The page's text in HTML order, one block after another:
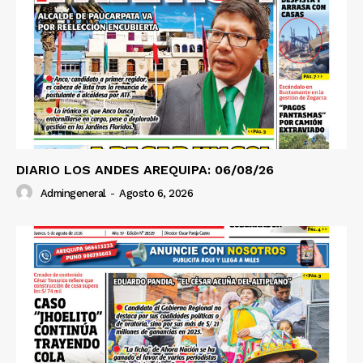
DIARIO LOS ANDES AREQUIPA: 06/08/26
Admingeneral - Agosto 6, 2026